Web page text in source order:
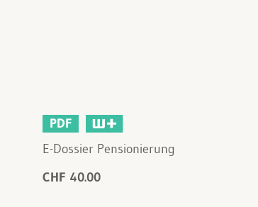
PDF
E-Dossier Pensionierung
CHF 40.00